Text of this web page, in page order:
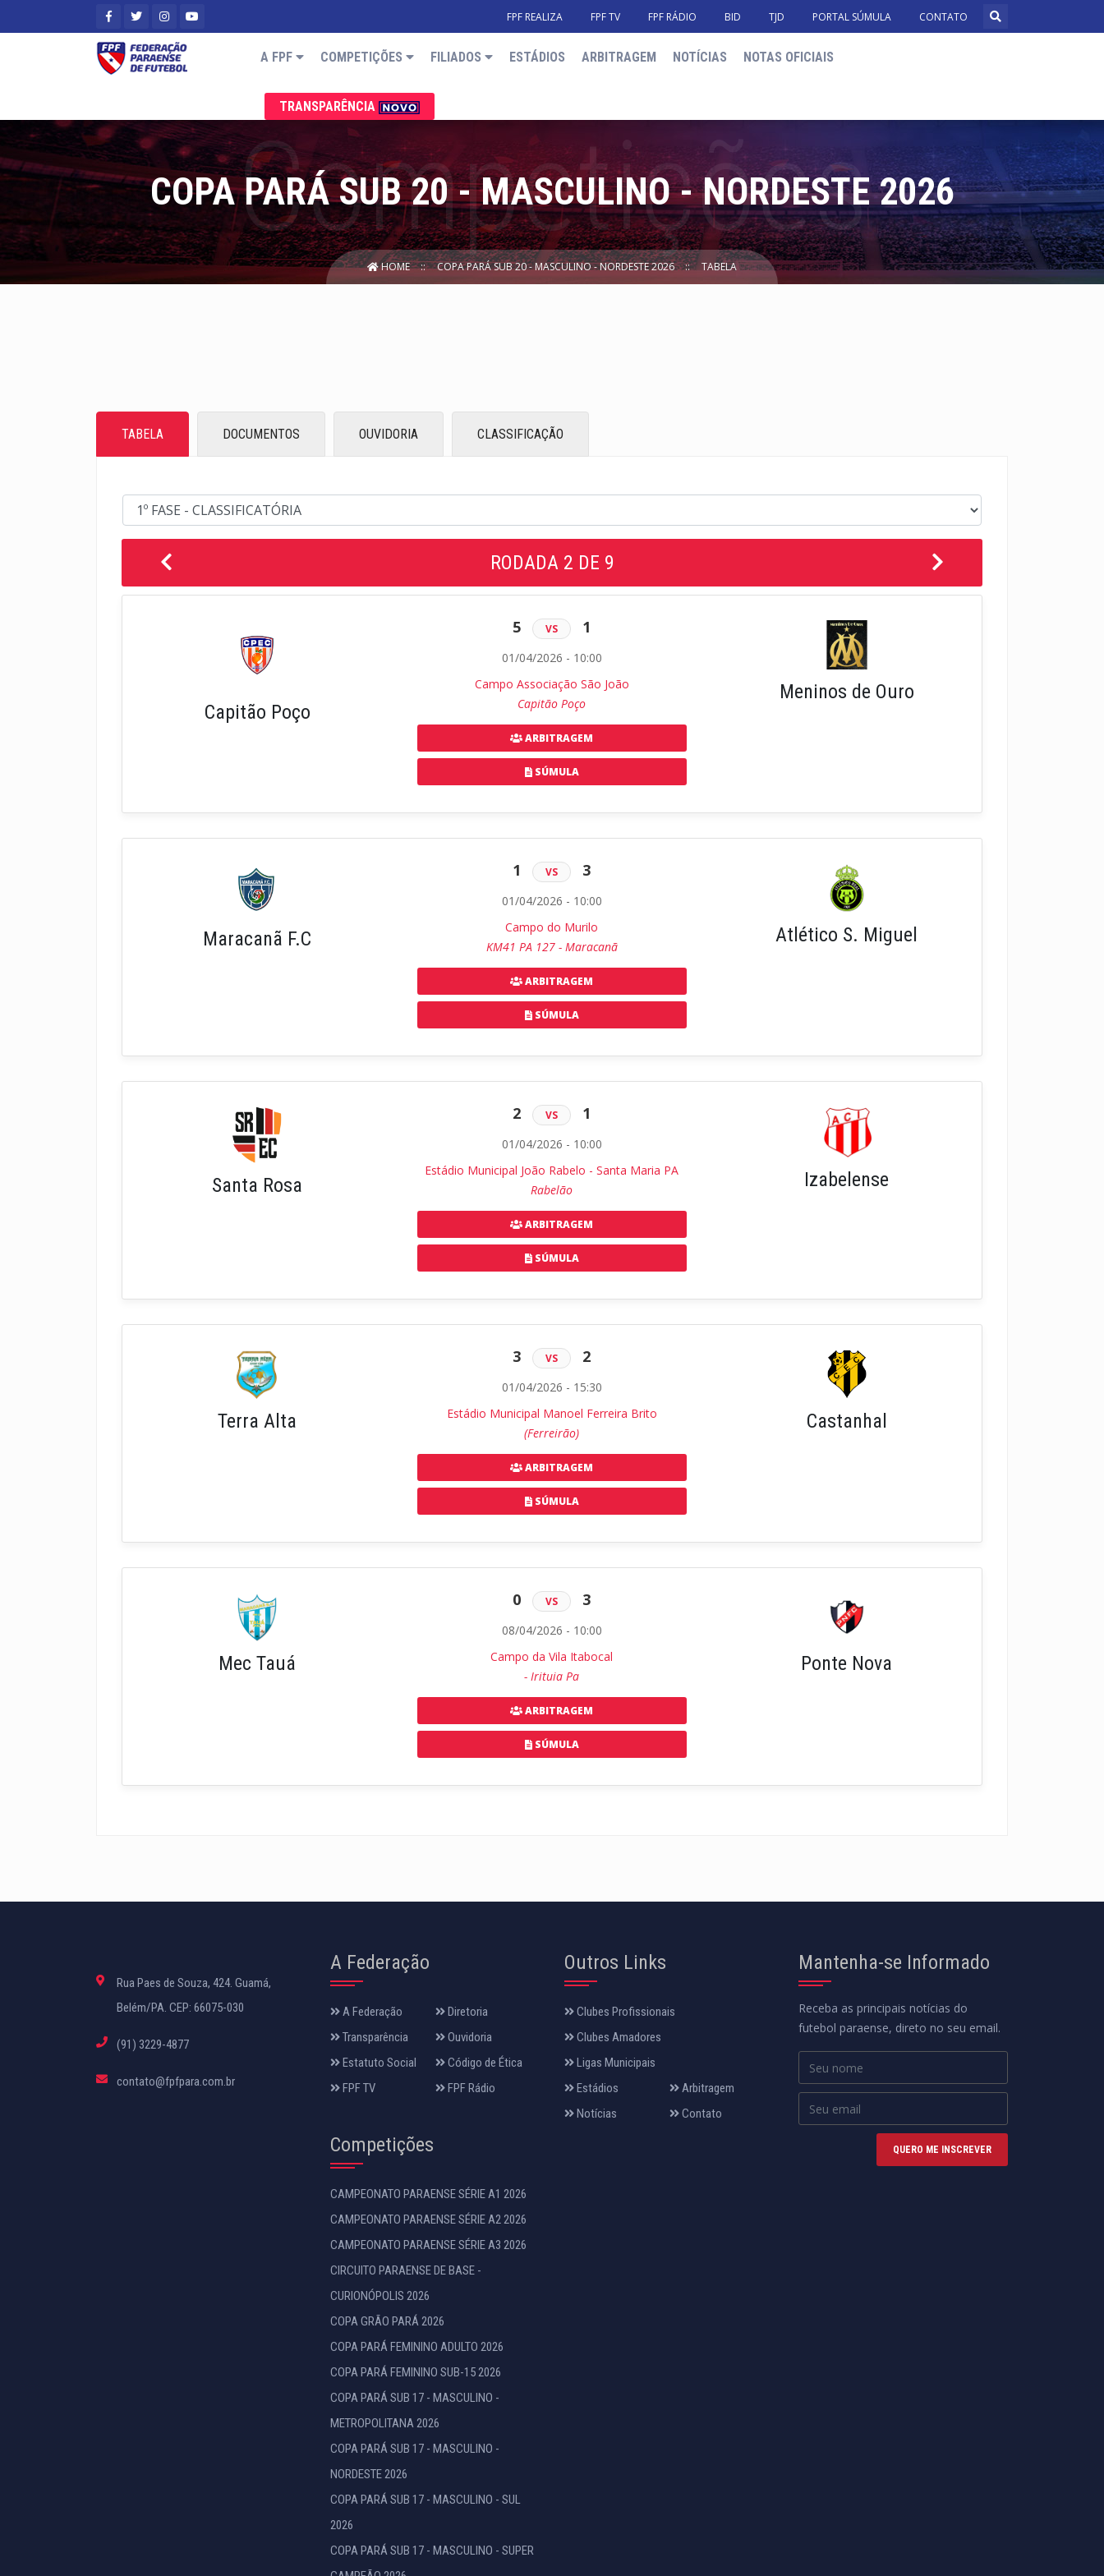
FPF REALIZA FPF TV FPF RÁDIO BID TJD PORTAL SÚMULA CONTATO
A FPF COMPETIÇÕES FILIADOS ESTÁDIOS ARBITRAGEM NOTÍCIAS NOTAS OFICIAIS
TRANSPARÊNCIA
COPA PARÁ SUB 20 - MASCULINO - NORDESTE 2026
HOME COPA PARÁ SUB 20 - MASCULINO - NORDESTE 2026 TABELA
TABELA DOCUMENTOS OUVIDORIA CLASSIFICAÇÃO
RODADA 2 DE 9
Capitão Poço
5 VS 1
01/04/2026 - 10:00
Campo Associação São João
Capitão Poço
ARBITRAGEM
SÚMULA
Meninos de Ouro
Maracanã F.C
1 VS 3
01/04/2026 - 10:00
Campo do Murilo
KM41 PA 127 - Maracanã
ARBITRAGEM
SÚMULA
Atlético S. Miguel
Santa Rosa
2 VS 1
01/04/2026 - 10:00
Estádio Municipal João Rabelo - Santa Maria PA
Rabelão
ARBITRAGEM
SÚMULA
Izabelense
Terra Alta
3 VS 2
01/04/2026 - 15:30
Estádio Municipal Manoel Ferreira Brito
(Ferreirão)
ARBITRAGEM
SÚMULA
Castanhal
Mec Tauá
0 VS 3
08/04/2026 - 10:00
Campo da Vila Itabocal
- Irituia Pa
ARBITRAGEM
SÚMULA
Ponte Nova
Rua Paes de Souza, 424. Guamá,
Belém/PA. CEP: 66075-030
(91) 3229-4877
contato@fpfpara.com.br
A Federação
A Federação
Diretoria
Transparência
Ouvidoria
Estatuto Social
Código de Ética
FPF TV
FPF Rádio
Competições
CAMPEONATO PARAENSE SÉRIE A1 2026
CAMPEONATO PARAENSE SÉRIE A2 2026
CAMPEONATO PARAENSE SÉRIE A3 2026
CIRCUITO PARAENSE DE BASE -
CURIONÓPOLIS 2026
COPA GRÃO PARÁ 2026
COPA PARÁ FEMININO ADULTO 2026
COPA PARÁ FEMININO SUB-15 2026
COPA PARÁ SUB 17 - MASCULINO -
METROPOLITANA 2026
COPA PARÁ SUB 17 - MASCULINO -
NORDESTE 2026
COPA PARÁ SUB 17 - MASCULINO - SUL
2026
COPA PARÁ SUB 17 - MASCULINO - SUPER
Outros Links
Clubes Profissionais
Clubes Amadores
Ligas Municipais
Estádios
Arbitragem
Notícias
Contato
Mantenha-se Informado
Receba as principais notícias do
futebol paraense, direto no seu email.